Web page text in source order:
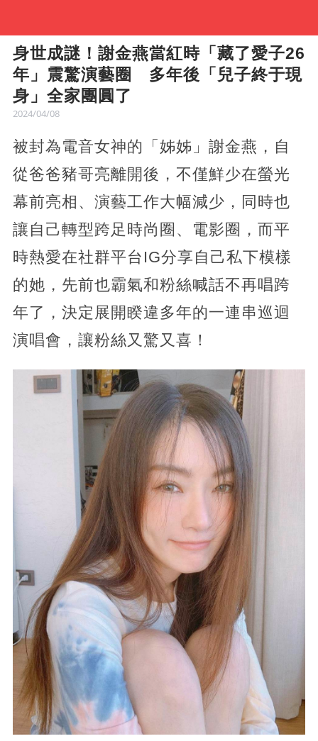
身世成謎！謝金燕當紅時「藏了愛子26
年」震驚演藝圈 多年後「兒子終于現
身」全家團圓了
2024/04/08
被封為電音女神的「姊姊」謝金燕，自
從爸爸豬哥亮離開後，不僅鮮少在螢光
幕前亮相、演藝工作大幅減少，同時也
讓自己轉型跨足時尚圈、電影圈，而平
時熱愛在社群平台IG分享自己私下模樣
的她，先前也霸氣和粉絲喊話不再唱跨
年了，決定展開睽違多年的一連串巡迴
演唱會，讓粉絲又驚又喜！